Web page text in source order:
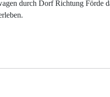
durch Dorf Richtung